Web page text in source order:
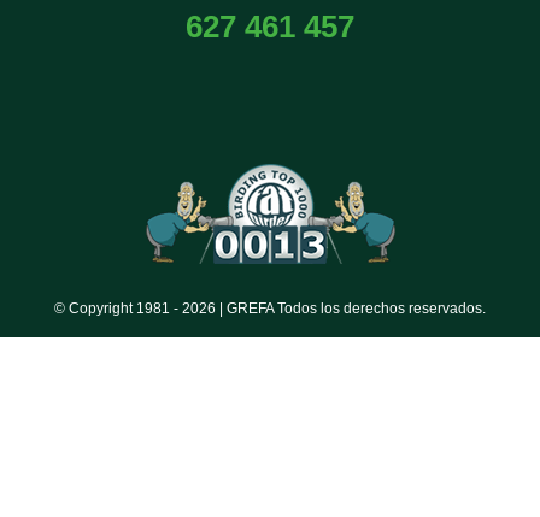
627 461 457
© Copyright 1981 - 2026 | GREFA Todos los derechos reservados.